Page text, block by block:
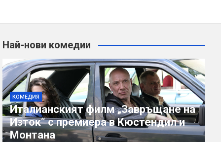
Най-нови комедии
КОМЕДИЯ
Италианският филм „Завръщане на
Изток“ с премиера в Кюстендил и
Монтана